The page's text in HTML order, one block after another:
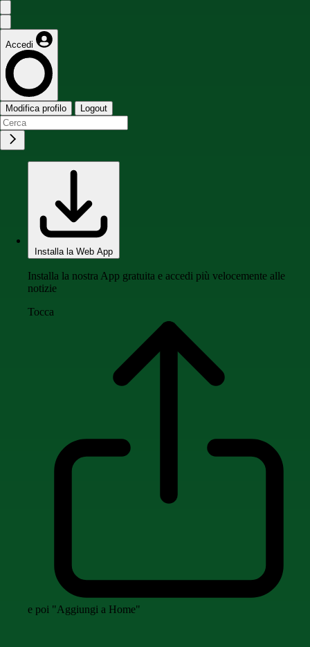
Accedi
Modifica profilo Logout
Installa la Web App
Installa la nostra App gratuita e accedi più velocemente alle
notizie
Tocca
e poi "Aggiungi a Home"